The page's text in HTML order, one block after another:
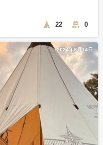
22 0
2024年8月14日